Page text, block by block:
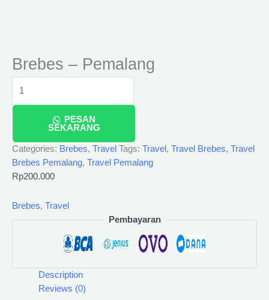
Brebes – Pemalang
PESAN
SEKARANG
Categories: Brebes, Travel Tags: Travel , Travel Brebes, Travel
Brebes Pemalang, Travel Pemalang
Rp200.000
Brebes, Travel
Pembayaran
Description
Reviews (0)